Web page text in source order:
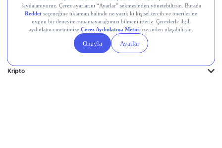
Midas Akademi
Borsa Terimleri
Kripto